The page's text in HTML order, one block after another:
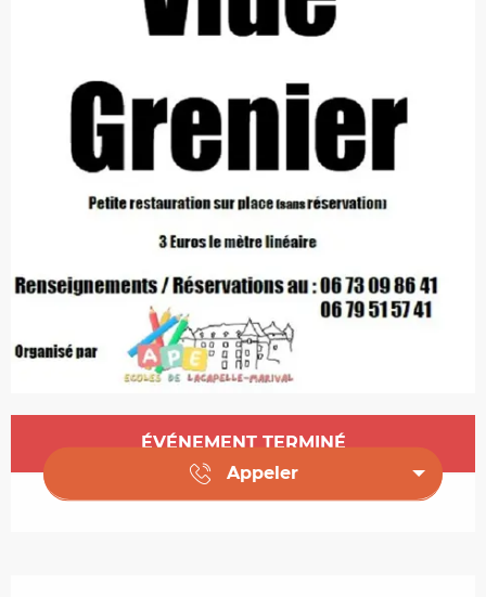
Ouverture et coordonnées
ÉVÉNEMENT TERMINÉ
Appeler